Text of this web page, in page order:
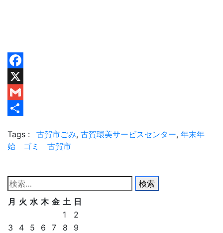
Facebook
X
Gmail
有
Tags : 古賀市ごみ, 古賀環美サービスセンター, 年末年
始 ゴミ 古賀市
検
索:
月 火 水 木 金 土 日
1
2
3
4 5 6 7 8
9